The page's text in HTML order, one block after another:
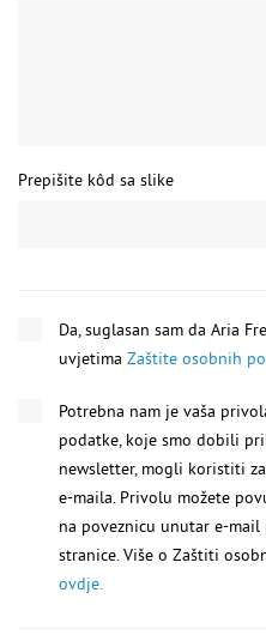
Prepišite kôd sa slike
Da, suglasan sam da Aria
uvjetima Zaštite osobnih
Potrebna nam je vaša
podatke, koje smo dobili
newsletter, mogli koristiti
e-maila. Privolu možete
na poveznicu unutar e-
stranice. Više o Zaštiti
ovdje.